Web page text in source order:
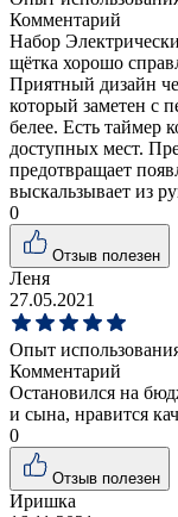
Комментарий
Набор
щётка хорошо
Приятный дизайн
который заметен с
белее. Есть таймер
доступных мест.
предотвращает
выскальзывает из
0
Отзыв полезен
Леня
27.05.2021
Опыт
Комментарий
Остановился на
и сына, нравится
0
Отзыв полезен
Иришка